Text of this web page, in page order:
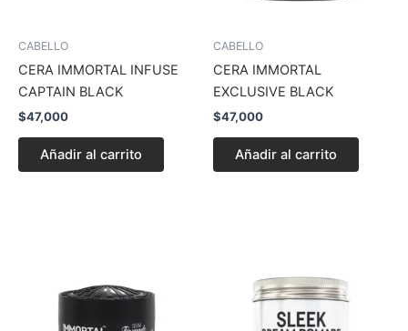
CABELLO
CERA IMMORTAL INFUSE
CAPTAIN BLACK
$47,000
Añadir al carrito
CABELLO
CERA IMMORTAL
EXCLUSIVE BLACK
$47,000
Añadir al carrito